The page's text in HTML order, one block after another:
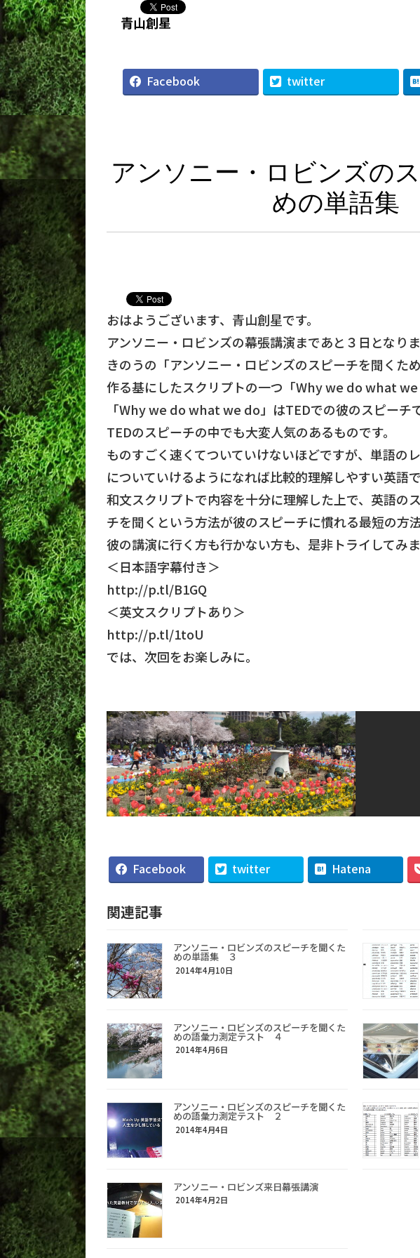
アンソニー・ロビンズの
めの単語
おはようございます、青山創星です。
アンソニー・ロビンズの幕張講演まであと３日となりま
きのうの「アンソニー・ロビンズのスピーチを聞くた
作る基にしたスクリプトの一つ「Why we do what we
「Why we do what we do」はTEDでの彼のスピーチで
TEDのスピーチの中でも大変人気のあるものです。
ものすごく速くてついていけないほどですが、単語の
についていけるようになれば比較的理解しやすい英語で
和文スクリプトで内容を十分に理解した上で、英語の
チを聞くという方法が彼のスピーチに慣れる最短の方法
彼の講演に行く方も行かない方も、是非トライしてみ
＜日本語字幕付き＞
http://p.tl/B1GQ
＜英文スクリプトあり＞
http://p.tl/1toU
では、次回をお楽しみに。
Facebook twitter Hatena
関連記事
アンソニー・ロビンズのスピーチを聞くた
めの単語集 ３
2014年4月10日
アンソニー・ロビンズのスピーチを聞くた
めの語彙力測定テスト ４
2014年4月6日
アンソニー・ロビンズのスピーチを聞くた
めの語彙力測定テスト ２
2014年4月4日
アンソニー・ロビンズ来日幕張講演
2014年4月2日